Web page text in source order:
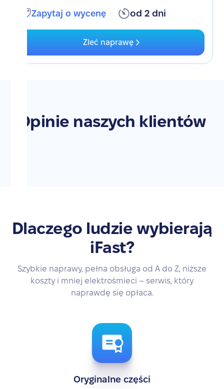
Zapytaj o wycenę od 2 dni
Zleć naprawę
Opinie naszych klientów
Dlaczego ludzie wybierają
iFast?
Szybkie naprawy, pełna obsługa od A do Z, niższe
koszty i mniej elektrośmieci – serwis, który
naprawdę się opłaca.
Oryginalne części